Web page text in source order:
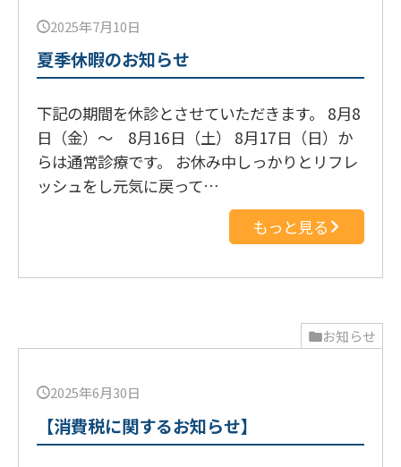
2025年7月10日
夏季休暇のお知らせ
下記の期間を休診とさせていただきます。 8月8
日（金）～ 8月16日（土） 8月17日（日）か
らは通常診療です。 お休み中しっかりとリフレ
ッシュをし元気に戻って…
もっと見る
お知らせ
2025年6月30日
【消費税に関するお知らせ】